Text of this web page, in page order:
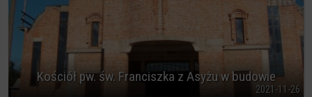
Kościół pw. św. Franciszka z Asyżu w budowie
2021-11-26